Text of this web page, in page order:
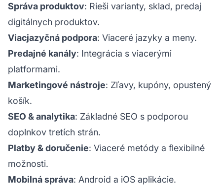
Správa produktov: Rieši varianty, sklad, predaj
digitálnych produktov.
Viacjazyčná podpora: Viaceré jazyky a meny.
Predajné kanály: Integrácia s viacerými
platformami.
Marketingové nástroje: Zľavy, kupóny, opustený
košík.
SEO & analytika: Základné SEO s podporou
doplnkov tretích strán.
Platby & doručenie: Viaceré metódy a flexibilné
možnosti.
Mobilná správa: Android a iOS aplikácie.